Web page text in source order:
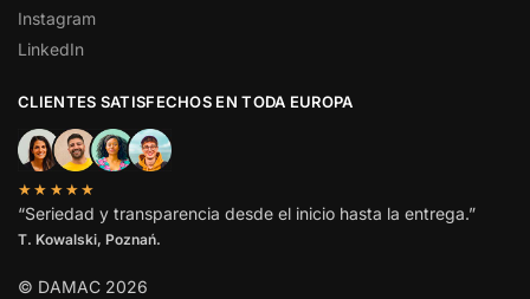
Instagram
LinkedIn
CLIENTES SATISFECHOS EN TODA EUROPA
★★★★★
“Seriedad y transparencia desde el inicio hasta la entrega.”
T. Kowalski, Poznań.
© DAMAC 2026